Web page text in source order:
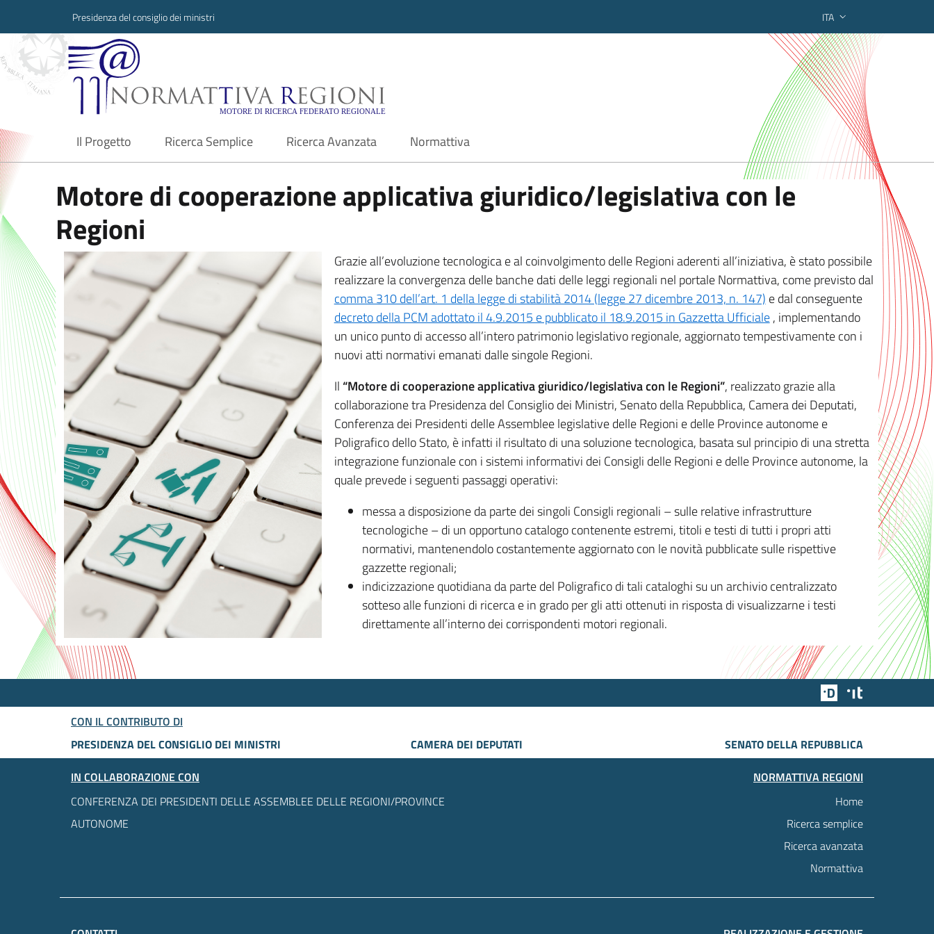
Presidenza del consiglio dei ministri ITA
Normattiva Regioni - Motore di ricerca federato regionale
Il Progetto
current Ricerca Semplice Ricerca Avanzata Normattiva
Motore di cooperazione applicativa giuridico/legislativa con le
Regioni
Grazie all’evoluzione tecnologica e al coinvolgimento delle Regioni aderenti all’iniziativa, è stato possibile
realizzare la convergenza delle banche dati delle leggi regionali nel portale Normattiva, come previsto dal
comma 310 dell’art. 1 della legge di stabilità 2014 (legge 27 dicembre 2013, n. 147) e dal conseguente
decreto della PCM adottato il 4.9.2015 e pubblicato il 18.9.2015 in Gazzetta Ufficiale, implementando
un unico punto di accesso all’intero patrimonio legislativo regionale, aggiornato tempestivamente con i
nuovi atti normativi emanati dalle singole Regioni.
Il “Motore di cooperazione applicativa giuridico/legislativa con le Regioni”, realizzato grazie alla
collaborazione tra Presidenza del Consiglio dei Ministri, Senato della Repubblica, Camera dei Deputati,
Conferenza dei Presidenti delle Assemblee legislative delle Regioni e delle Province autonome e
Poligrafico dello Stato, è infatti il risultato di una soluzione tecnologica, basata sul principio di una stretta
integrazione funzionale con i sistemi informativi dei Consigli delle Regioni e delle Province autonome, la
quale prevede i seguenti passaggi operativi:
messa a disposizione da parte dei singoli Consigli regionali – sulle relative infrastrutture
tecnologiche – di un opportuno catalogo contenente estremi, titoli e testi di tutti i propri atti
normativi, mantenendolo costantemente aggiornato con le novità pubblicate sulle rispettive
gazzette regionali;
indicizzazione quotidiana da parte del Poligrafico di tali cataloghi su un archivio centralizzato
sotteso alle funzioni di ricerca e in grado per gli atti ottenuti in risposta di visualizzarne i testi
direttamente all’interno dei corrispondenti motori regionali.
Team Digitale
CON IL CONTRIBUTO DI
PRESIDENZA DEL CONSIGLIO DEI MINISTRI
CAMERA DEI DEPUTATI
SENATO DELLA REPUBBLICA
IN COLLABORAZIONE CON
CONFERENZA DEI PRESIDENTI DELLE ASSEMBLEE DELLE REGIONI/PROVINCE
AUTONOME
NORMATTIVA REGIONI
Home
Ricerca semplice
Ricerca avanzata
Normattiva